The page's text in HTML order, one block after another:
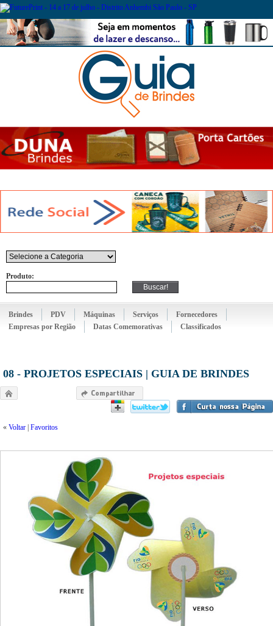
Produto:
Brindes PDV Máquinas Serviços
Fornecedores
Empresas por Região
Datas Comemorativas Classificados
08 - PROJETOS ESPECIAIS | GUIA DE BRINDES
« Voltar Favoritos